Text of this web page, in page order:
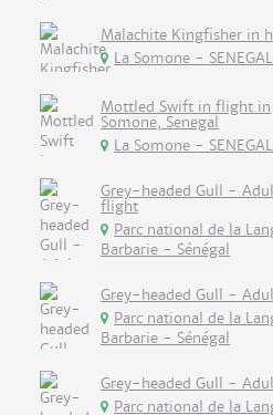
Malachite Kingfisher in
La Somone - SENEGAL
Mottled Swift in flight in
Somone, Senegal
La Somone - SENEGAL
Grey-headed Gull -
flight
Parc national de la
Barbarie - Sénégal
Grey-headed Gull -
Parc national de la
Barbarie - Sénégal
Grey-headed Gull -
Parc national de la